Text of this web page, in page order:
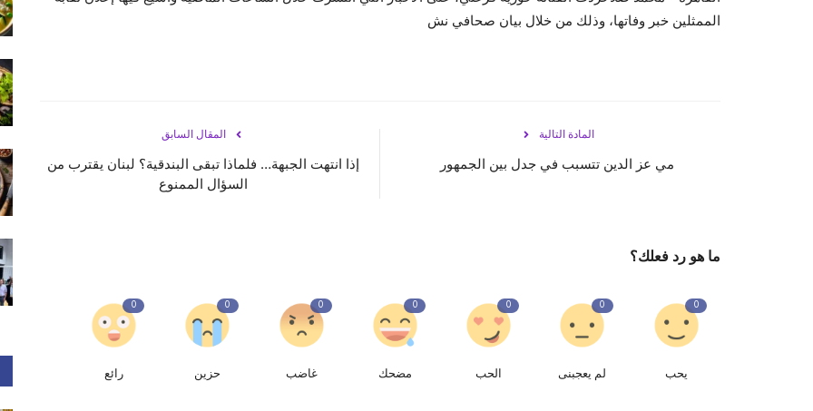
الممثلين خبر وفاتها، وذلك من خلال بيان صحافي نش
المقال السابق
إذا انتهت الجبهة… فلماذا تبقى البندقية؟ لبنان يقترب من
السؤال الممنوع
المادة التالية
مي عز الدين تتسبب في جدل بين الجمهور
ما هو رد فعلك؟
0
يحب
0
لم يعجبنى
0
الحب
0
مضحك
0
غاضب
0
حزين
0
رائع